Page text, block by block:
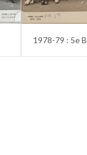
1978-79 : 5e B